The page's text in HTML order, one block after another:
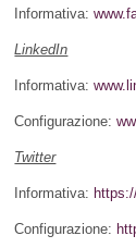
Informativa:
LinkedIn
Informativa:
Configurazione:
Twitter
Informativa:
Configurazione: